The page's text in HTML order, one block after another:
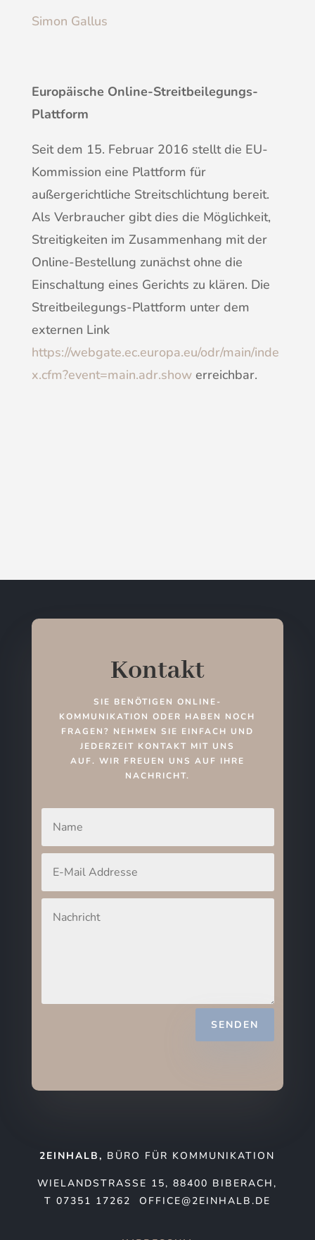
Simon Gallus
Europäische Online-Streitbeilegungs-
Plattform
Seit dem 15. Februar 2016 stellt die EU-
Kommission eine Plattform für
außergerichtliche Streitschlichtung bereit.
Als Verbraucher gibt dies die Möglichkeit,
Streitigkeiten im Zusammenhang mit der
Online-Bestellung zunächst ohne die
Einschaltung eines Gerichts zu klären. Die
Streitbeilegungs-Plattform unter dem
externen Link
https://webgate.ec.europa.eu/odr/main/inde
x.cfm?event=main.adr.showerreichbar.
Kontakt
SIE BENÖTIGEN ONLINE-
KOMMUNIKATION ODER HABEN NOCH
FRAGEN? NEHMEN SIE EINFACH UND
JEDERZEIT KONTAKT MIT UNS
AUF. WIR FREUEN UNS AUF IHRE
NACHRICHT.
SENDEN
2EINHALB, BÜRO FÜR KOMMUNIKATION
WIELANDSTRASSE 15, 88400 BIBERACH, T
07351 17262 OFFICE@2EINHALB.DE